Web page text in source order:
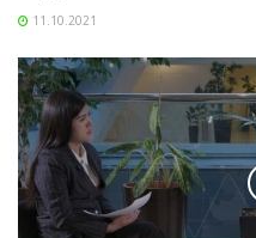
11.10.2021